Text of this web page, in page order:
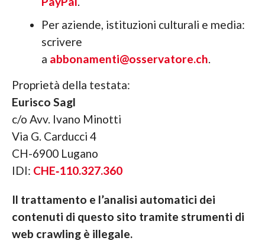
Per aziende, istituzioni culturali e media:
scrivere
a abbonamenti@osservatore.ch.
Proprietà della testata:
Eurisco Sagl
c/o Avv. Ivano Minotti
Via G. Carducci 4
CH-6900 Lugano
IDI: CHE‑110.327.360
Il trattamento e l’analisi automatici dei
contenuti di questo sito tramite strumenti di
web crawling è illegale.